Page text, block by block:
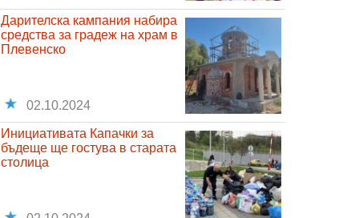
Дарителска кампания набира
средства за градеж на храм в
Плевенско
02.10.2024
Инициативата Капачки за
бъдеще ще гостува в старата
столица